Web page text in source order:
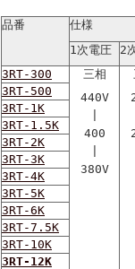
品番 仕様
1次電圧
2
3RT-300
三相
440V
400
380V
3RT-500
3RT-1K
3RT-1.5K
3RT-2K
3RT-3K
3RT-4K
3RT-5K
3RT-6K
3RT-7.5K
3RT-10K
3RT-12K